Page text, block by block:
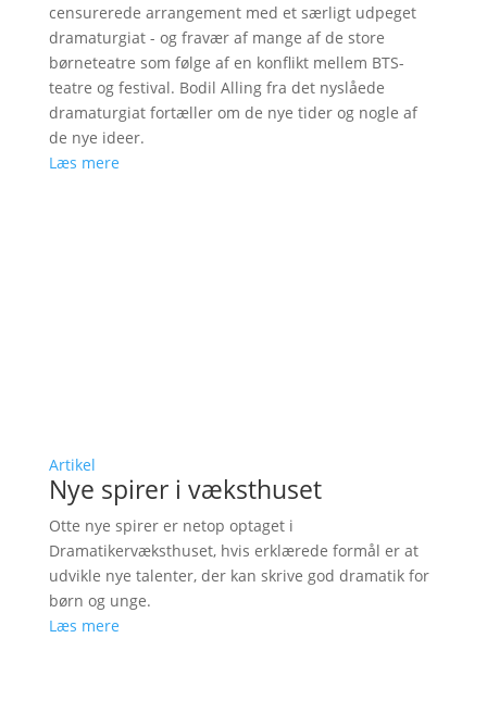
censurerede arrangement med et særligt udpeget
dramaturgiat - og fravær af mange af de store
børneteatre som følge af en konflikt mellem BTS-
teatre og festival. Bodil Alling fra det nyslåede
dramaturgiat fortæller om de nye tider og nogle af
de nye ideer.
Læs mere
Artikel
Nye spirer i væksthuset
Otte nye spirer er netop optaget i
Dramatikervæksthuset, hvis erklærede formål er at
udvikle nye talenter, der kan skrive god dramatik for
børn og unge.
Læs mere